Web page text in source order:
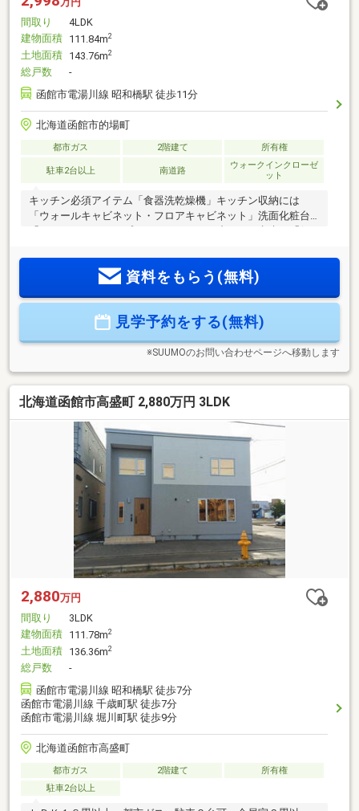
間取り
4LDK
建物面積 111.84m2
土地面積 143.76m2
総戸数
-
函館市電湯川線 昭和橋駅 徒歩11分
北海道函館市的場町
都市ガス 2階建て 所有権
駐車2台以上 南道路
ウォークインクローゼ
ット
キッチン必須アイテム「食器洗乾燥機」キッチン収納には
「ウォールキャビネット・フロアキャビネット」洗面化粧台
適！キッチンワークトップ・シンクどちらも「人造大理石」
駐車２台可、年度内引渡可、省エネ給湯器、システムキッチ
上、温水洗浄便座、浴室に窓、ＴＶモニタ付インターホン、
節水型トイレ、全居室フローリング、ウォークインクローゼ
ット、リビング階段、都市ガス、エアコン
資料をもらう(無料)
見学予約をする(無料)
※SUUMOのお問い合わせページへ移動します
北海道函館市高盛町 2,880万円 3LDK
2,880万円
間取り
3LDK
建物面積 111.78m2
土地面積 136.36m2
総戸数
-
函館市電湯川線 昭和橋駅 徒歩7分
函館市電湯川線 千歳町駅 徒歩7分
函館市電湯川線 堀川町駅 徒歩9分
北海道函館市高盛町
都市ガス 2階建て
所有権
駐車2台以上